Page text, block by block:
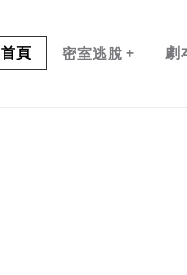
首頁 密室逃脫 + 劇